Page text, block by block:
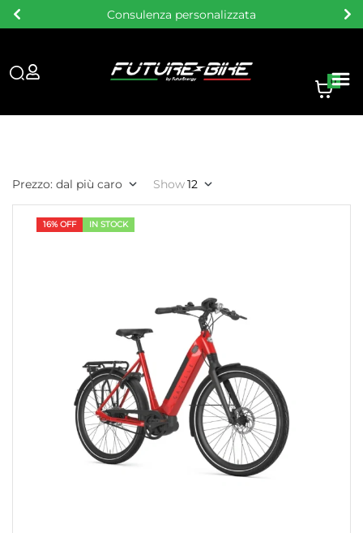
Consulenza personalizzata
0
Prezzo: dal più caro Show12
16% OFF IN STOCK